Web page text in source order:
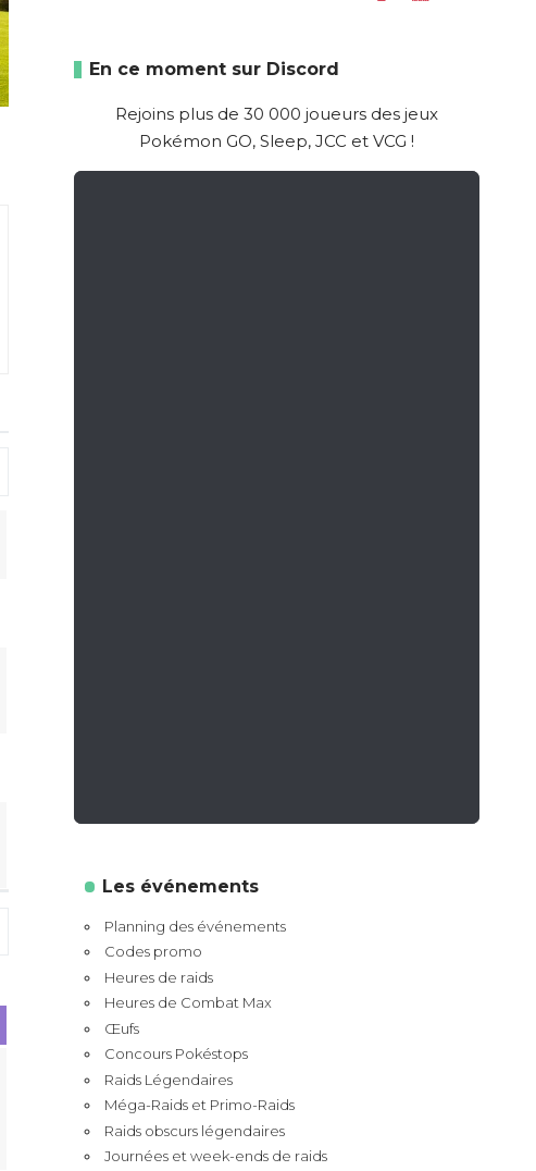
En ce moment sur Discord
Rejoins plus de 30 000 joueurs des jeux
Pokémon GO, Sleep, JCC et VCG !
Les événements
Planning des événements
Codes promo
Heures de raids
Heures de Combat Max
Œufs
Concours Pokéstops
Raids Légendaires
Méga-Raids et Primo-Raids
Raids obscurs légendaires
Journées et week-ends de raids